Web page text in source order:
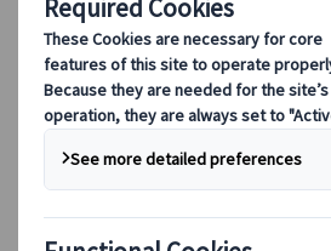
Kulturelle Einblicke
Kulinarische Erlebnisse
Entdecke Japan mit dem Zug
Häufig gestellte Fragen
Wichtige Informationen
Etikette in Japan
Autofahren in Japan
Bei uns buchen
Japan Rail Pass
Unterkunft
Online-Beratung